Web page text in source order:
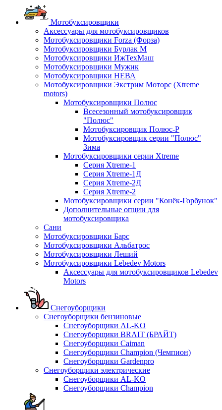
Мотобуксировщики
Аксессуары для мотобуксировщиков
Мотобуксировщики Forza (Форза)
Мотобуксировщики Бурлак М
Мотобуксировщики ИжТехМаш
Мотобуксировщики Мужик
Мотобуксировщики НЕВА
Мотобуксировщики Экстрим Моторс (Xtreme
motors)
Мотобуксировщики Полюс
Всесезонный мотобуксировщик
"Полюс"
Мотобуксировщик Полюс-Р
Мотобуксировщик серии "Полюс"
Зима
Мотобуксировщики серии Xtreme
Серия Xtreme-1
Серия Xtreme-1Д
Серия Xtreme-2Д
Серия Xtreme-2
Мотобуксировщики серии "Конёк-Горбунок"
Дополнительные опции для
мотобуксировщика
Сани
Мотобуксировщики Барс
Мотобуксировщики Альбатрос
Мотобуксировщики Леший
Мотобуксировщики Lebedev Motors
Аксессуары для мотобуксировщиков Lebedev
Motors
Снегоуборщики
Снегоуборщики бензиновые
Снегоуборщики AL-KO
Снегоуборщики BRAIT (БРАЙТ)
Снегоуборщики Caiman
Снегоуборщики Champion (Чемпион)
Снегоуборщики Gardenpro
Снегоуборщики электрические
Снегоуборщики AL-KO
Снегоуборщики Champion